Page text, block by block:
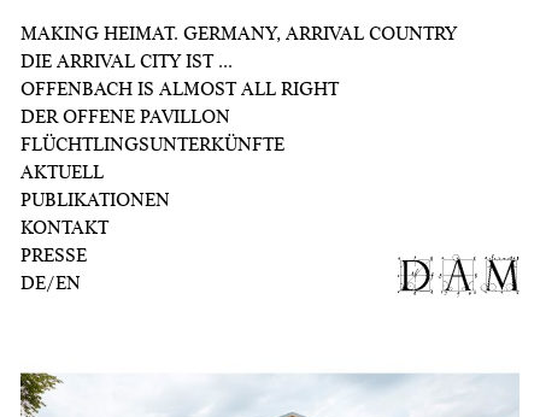
MAKING HEIMAT. GERMANY, ARRIVAL COUNTRY
DIE ARRIVAL CITY IST ...
OFFENBACH IS ALMOST ALL RIGHT
DER OFFENE PAVILLON
FLÜCHTLINGSUNTERKÜNFTE
AKTUELL
PUBLIKATIONEN
KONTAKT
PRESSE
DE EN